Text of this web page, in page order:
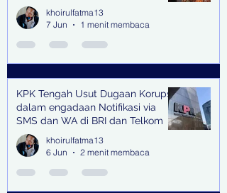
Terhormat
khoirulfatma13
7 Jun
1 menit membaca
KPK Tengah Usut Dugaan Korupsi
dalam engadaan Notifikasi via
SMS dan WA di BRI dan Telkom
khoirulfatma13
6 Jun
2 menit membaca